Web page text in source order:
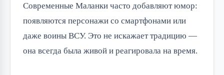
Современные Маланки часто добавляют юмор:
появляются персонажи со смартфонами или
даже воины ВСУ. Это не искажает традицию —
она всегда была живой и реагировала на время.